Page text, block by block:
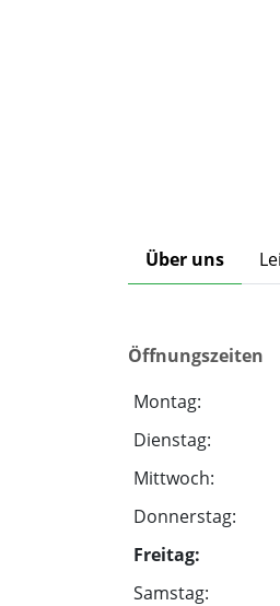
Über uns
Öffnungszeiten
Montag:
Dienstag:
Mittwoch:
Donnerstag:
Freitag:
Samstag: